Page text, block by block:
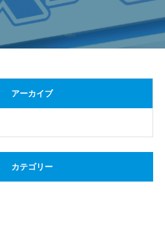
アーカイブ
カテゴリー